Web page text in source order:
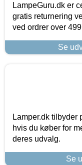
LampeGuru.dk er
gratis returnering
ved ordrer over
Se
Lamper.dk tilbyder
hvis du køber for
deres udvalg.
Se